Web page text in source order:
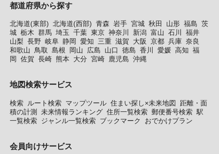
都道府県から探す
北海道(東部) 北海道(西部) 青森 岩手 宮城 秋田 山形 福島 茨
城 栃木 群馬 埼玉 千葉 東京 神奈川 新潟 富山 石川
福井
山梨 長野 岐阜 静岡 愛知 三重 滋賀 大阪 京都 兵庫 奈良
和歌山
鳥取 島根 岡山 広島 山口 徳島 香川 愛媛 高知 福
岡
佐賀 長崎 熊本 大分 宮崎 鹿児島 沖縄
地図検索サービス
検索 ルート検索 マップツール 住まい探し×未来地図
距離・面
積の計測
未来情報ランキング 住所一覧検索 郵便番号検索 駅
一覧検索 ジャンル一覧検索 ブックマーク おでかけプラン
会員向けサービス